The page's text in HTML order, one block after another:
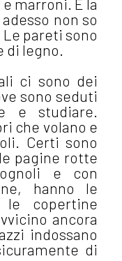
marroni. È la
non so
Le pareti sono
di legno.
ci sono dei
sono seduti
e studiare.
che volano e
Certi sono
pagine rotte
e con
hanno le
le copertine
ancora
indossano
di